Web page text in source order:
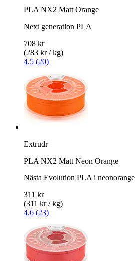
PLA NX2 Matt Orange
Next generation PLA
708 kr
(283 kr / kg)
4.5 (20)
Extrudr
PLA NX2 Matt Neon Orange
Nästa Evolution PLA i neonorange
311 kr
(311 kr / kg)
4.6 (23)